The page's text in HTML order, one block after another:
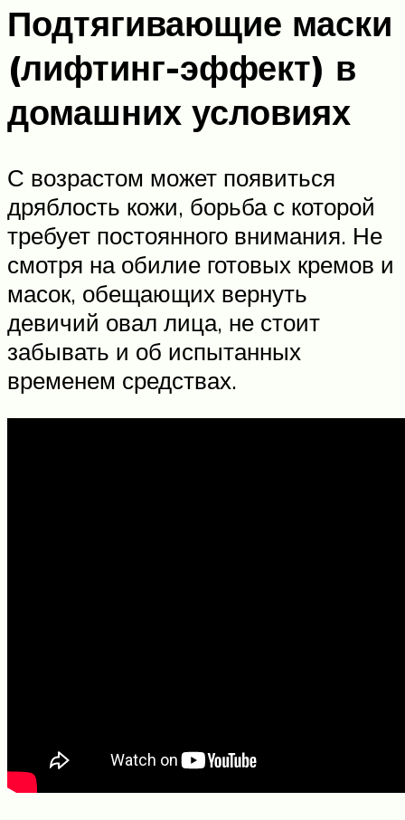
Подтягивающие маски
(лифтинг-эффект) в
домашних условиях
С возрастом может появиться
дряблость кожи, борьба с которой
требует постоянного внимания. Не
смотря на обилие готовых кремов и
масок, обещающих вернуть
девичий овал лица, не стоит
забывать и об испытанных
временем средствах.